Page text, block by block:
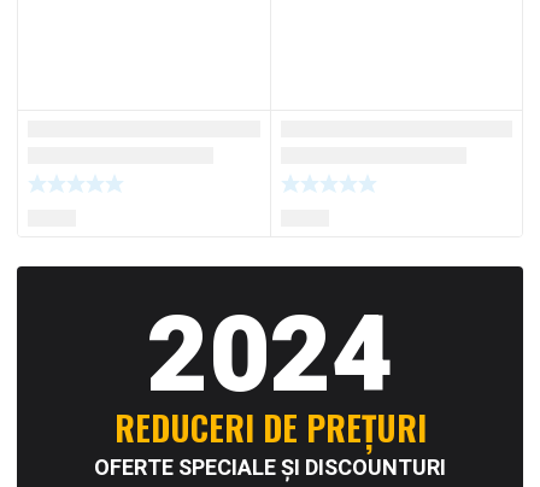
2024
REDUCERI DE PREȚURI
OFERTE SPECIALE ȘI DISCOUNTURI